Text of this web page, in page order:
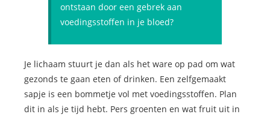
ontstaan door een gebrek aan
voedingsstoffen in je bloed?
Je lichaam stuurt je dan als het ware op pad om wat
gezonds te gaan eten of drinken. Een zelfgemaakt
sapje is een bommetje vol met voedingsstoffen. Plan
dit in als je tijd hebt. Pers groenten en wat fruit uit in